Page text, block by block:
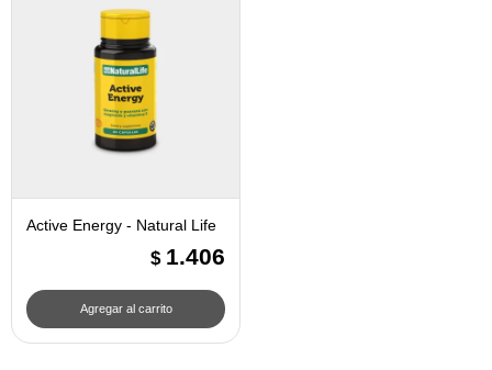
Active Energy - Natural Life
$ 1.406